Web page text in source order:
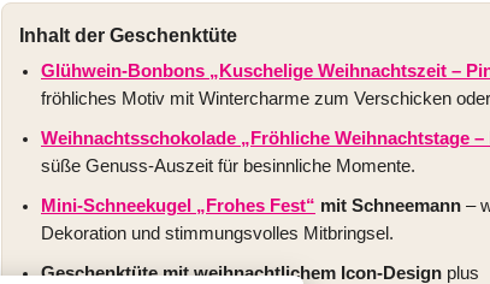
Inhalt der Geschenktüte
Glühwein-Bonbons „Kuschelige Weihnachtszeit –
fröhliches Motiv mit Wintercharme zum Verschicken
Weihnachtsschokolade „Fröhliche Weihnachtstage –
süße Genuss-Auszeit für besinnliche Momente.
Mini-Schneekugel „Frohes Fest“ mit Schneemann –
Dekoration und stimmungsvolles Mitbringsel.
Geschenktüte mit weihnachtlichem Icon-Design plus